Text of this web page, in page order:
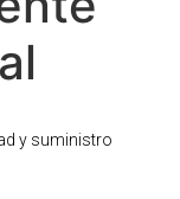
y suministro